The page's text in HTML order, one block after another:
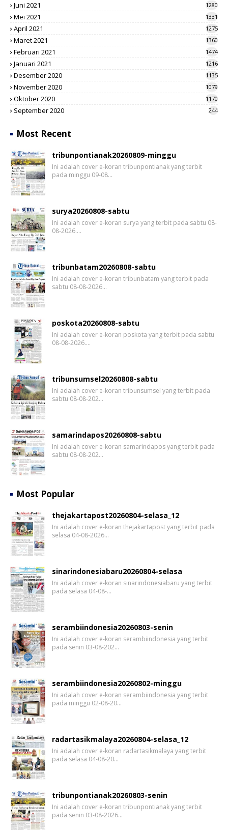
Juni 2021 1280
Mei 2021 1331
April 2021 1275
Maret 2021 1360
Februari 2021 1474
Januari 2021 1216
Desember 2020 1135
November 2020 1079
Oktober 2020 1170
September 2020 244
Most Recent
tribunpontianak20260809-minggu
Ini adalah cover e-koran tribunpontianak yang terbit
pada minggu 09-08…
surya20260808-sabtu
Ini adalah cover e-koran surya yang terbit pada sabtu 08-
08-2026.…
tribunbatam20260808-sabtu
Ini adalah cover e-koran tribunbatam yang terbit pada
sabtu 08-08-2026…
poskota20260808-sabtu
Ini adalah cover e-koran poskota yang terbit pada sabtu
08-08-2026.…
tribunsumsel20260808-sabtu
Ini adalah cover e-koran tribunsumsel yang terbit pada
sabtu 08-08-202…
samarindapos20260808-sabtu
Ini adalah cover e-koran samarindapos yang terbit pada
sabtu 08-08-202…
Most Popular
thejakartapost20260804-selasa_12
Ini adalah cover e-koran thejakartapost yang terbit pada
selasa 04-08-2026…
sinarindonesiabaru20260804-selasa
Ini adalah cover e-koran sinarindonesiabaru yang terbit
pada selasa 04-08-…
serambiindonesia20260803-senin
Ini adalah cover e-koran serambiindonesia yang terbit
pada senin 03-08-202…
serambiindonesia20260802-minggu
Ini adalah cover e-koran serambiindonesia yang terbit
pada minggu 02-08-20…
radartasikmalaya20260804-selasa_12
Ini adalah cover e-koran radartasikmalaya yang terbit
pada selasa 04-08-20…
tribunpontianak20260803-senin
Ini adalah cover e-koran tribunpontianak yang terbit
pada senin 03-08-2026…